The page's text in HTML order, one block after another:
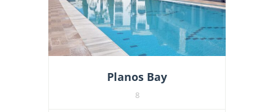
Planos Bay
8